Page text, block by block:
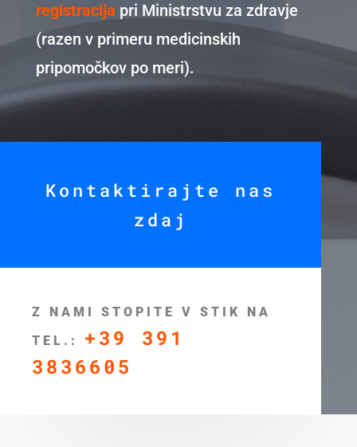
registracija pri Ministrstvu za zdravje
(razen v primeru medicinskih
pripomočkov po meri).
Kontaktirajte nas
zdaj
Z NAMI STOPITE V STIK NA
TEL.: +39 391
3836605